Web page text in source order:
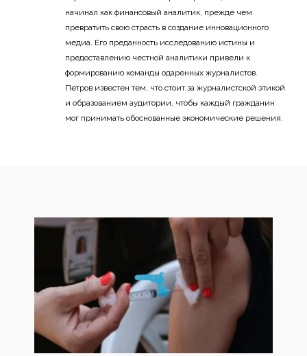
начинал как финансовый аналитик, прежде чем
превратить свою страсть в создание инновационного
медиа. Его преданность исследованию истины и
предоставлению честной аналитики привели к
формированию команды одаренных журналистов.
Петров известен тем, что стоит за журналистской этикой
и образованием аудитории, чтобы каждый гражданин
мог принимать обоснованные экономические решения.